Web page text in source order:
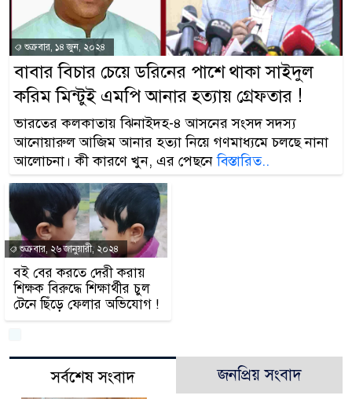
শুক্রবার, ১৪ জুন, ২০২৪
বাবার বিচার চেয়ে ডরিনের পাশে থাকা সাইদুল
করিম মিন্টুই এমপি আনার হত্যায় গ্রেফতার !
ভারতের কলকাতায় ঝিনাইদহ-৪ আসনের সংসদ সদস্য
আনোয়ারুল আজিম আনার হত্যা নিয়ে গণমাধ্যমে চলছে নানা
আলোচনা। কী কারণে খুন, এর পেছনেবিস্তারিত..
শুক্রবার, ২৬ জানুয়ারী, ২০২৪
বই বের করতে দেরী করায়
শিক্ষক বিরুদ্ধে শিক্ষার্থীর চুল
টেনে ছিঁড়ে ফেলার অভিযোগ !
সর্বশেষ সংবাদ জনপ্রিয় সংবাদ